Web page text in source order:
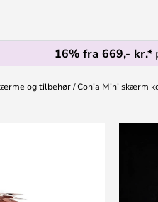
16% fra 669,- kr.*
og tilbehør Conia Mini skærm